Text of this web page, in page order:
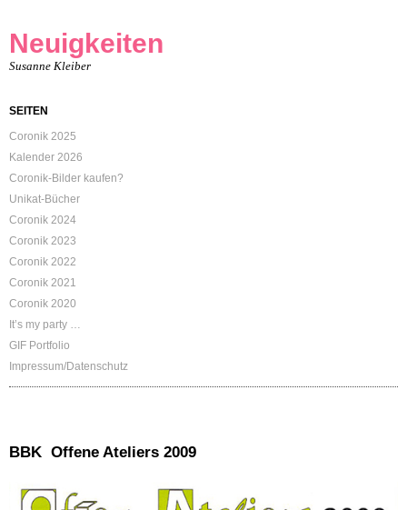
Neuigkeiten
Susanne Kleiber
SEITEN
Coronik 2025
Kalender 2026
Coronik-Bilder kaufen?
Unikat-Bücher
Coronik 2024
Coronik 2023
Coronik 2022
Coronik 2021
Coronik 2020
It’s my party …
GIF Portfolio
Impressum/Datenschutz
BBK  Offene Ateliers 2009